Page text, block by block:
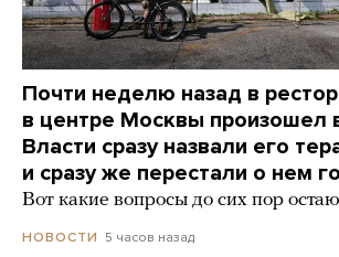
Почти неделю назад в
в центре Москвы произошел
Власти сразу назвали его
и сразу же перестали о нем
Вот какие вопросы до сих пор
НОВОСТИ 5 часов назад